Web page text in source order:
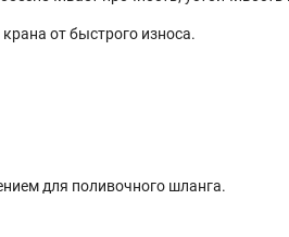
от быстрого износа.
для поливочного шланга.